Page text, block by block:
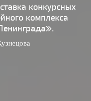
Интерьер
Урбанистика
конкурсных
комплекса